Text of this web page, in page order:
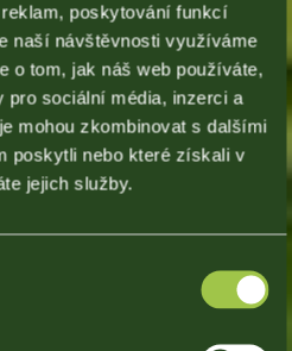
poskytování funkcí
naší návštěvnosti využíváme
o tom, jak náš web používáte,
sociální média, inzerci a
mohou zkombinovat s dalšími
poskytli nebo které získali v
jejich služby.